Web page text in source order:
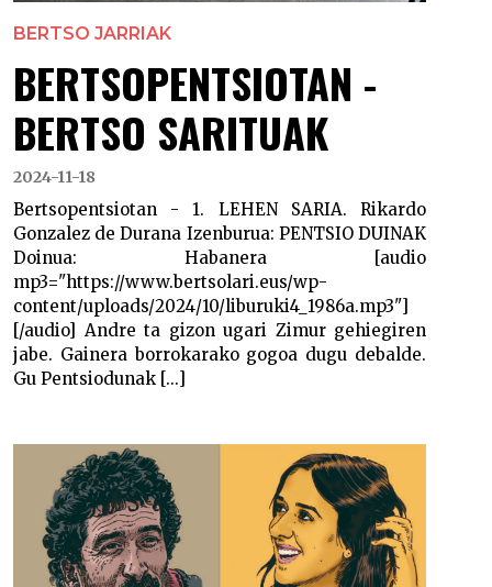
BERTSO JARRIAK
BERTSOPENTSIOTAN -
BERTSO SARITUAK
2024-11-18
Bertsopentsiotan - 1. LEHEN SARIA. Rikardo
Gonzalez de Durana Izenburua: PENTSIO DUINAK
Doinua: Habanera [audio
mp3="https://www.bertsolari.eus/wp-
content/uploads/2024/10/liburuki4_1986a.mp3"]
[/audio] Andre ta gizon ugari Zimur gehiegiren
jabe. Gainera borrokarako gogoa dugu debalde.
Gu Pentsiodunak [...]